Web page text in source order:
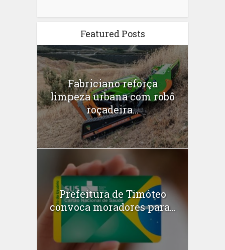
Featured Posts
Fabriciano reforça
limpeza urbana com robô
roçadeira...
Prefeitura de Timóteo
convoca moradores para...